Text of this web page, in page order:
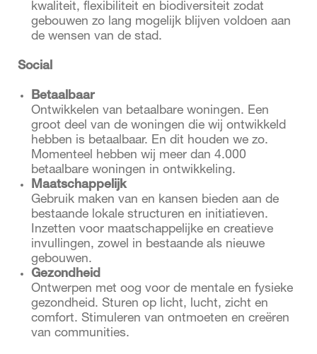
kwaliteit, flexibiliteit en biodiversiteit zodat
gebouwen zo lang mogelijk blijven voldoen aan
de wensen van de stad.
Social
Betaalbaar
Ontwikkelen van betaalbare woningen. Een
groot deel van de woningen die wij ontwikkeld
hebben is betaalbaar. En dit houden we zo.
Momenteel hebben wij meer dan 4.000
betaalbare woningen in ontwikkeling.
Maatschappelijk
Gebruik maken van en kansen bieden aan de
bestaande lokale structuren en initiatieven.
Inzetten voor maatschappelijke en creatieve
invullingen, zowel in bestaande als nieuwe
gebouwen.
Gezondheid
Ontwerpen met oog voor de mentale en fysieke
gezondheid. Sturen op licht, lucht, zicht en
comfort. Stimuleren van ontmoeten en creëren
van communities.